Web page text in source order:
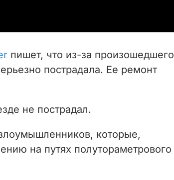
i
e
o
пишет, что из-за произошедшего
пострадала. Ее ремонт
не пострадал.
которые,
на путях полутораметрового